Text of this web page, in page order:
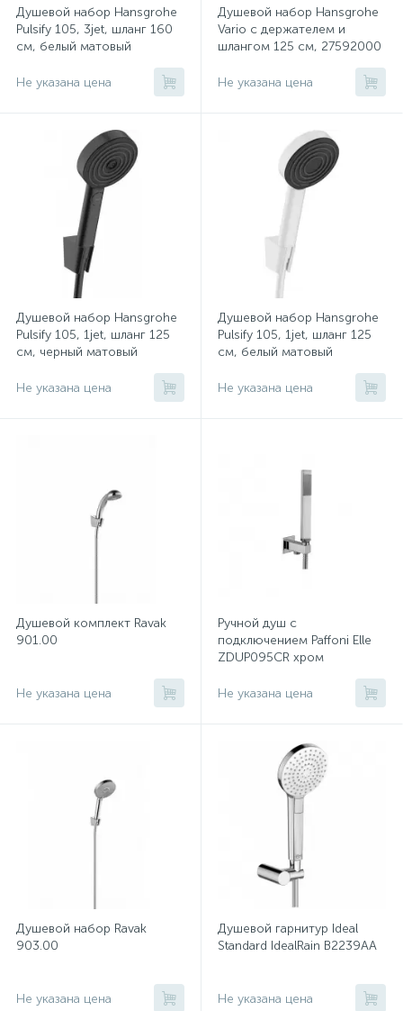
Душевой набор Hansgrohe
Pulsify 105, 3jet, шланг 160
см, белый матовый
Не указана цена
Душевой набор Hansgrohe
Vario с держателем и
шлангом 125 см, 27592000
Не указана цена
Душевой набор Hansgrohe
Pulsify 105, 1jet, шланг 125
см, черный матовый
Не указана цена
Душевой набор Hansgrohe
Pulsify 105, 1jet, шланг 125
см, белый матовый
Не указана цена
Душевой комплект Ravak
901.00
Не указана цена
Ручной душ с
подключением Paffoni Elle
ZDUP095CR хром
Не указана цена
Душевой набор Ravak
903.00
Не указана цена
Душевой гарнитур Ideal
Standard IdealRain B2239AA
Не указана цена
Наши проекты
Магазины
Оплата и доставка
О магазине
Контакты
Отдельностоящие ванны
109
Шторки на ванну
Экраны для ванной
Комплектующие для ванн
Внутреннего монтажа
241
Для гигиены
Комплектующие для смесителей
Изливы для смесителей
Комплекты инсталляций
17
Раковины
834
Пьедесталы
Писсуары
Комплектующие для унитазов
Другие сифоны
Стаканы для щеток
25
Полки для ванной
Щетки для унитаза
Туалетные стойки
Ведра мусорные
Другие аксессуары
Наборы аксессуаров